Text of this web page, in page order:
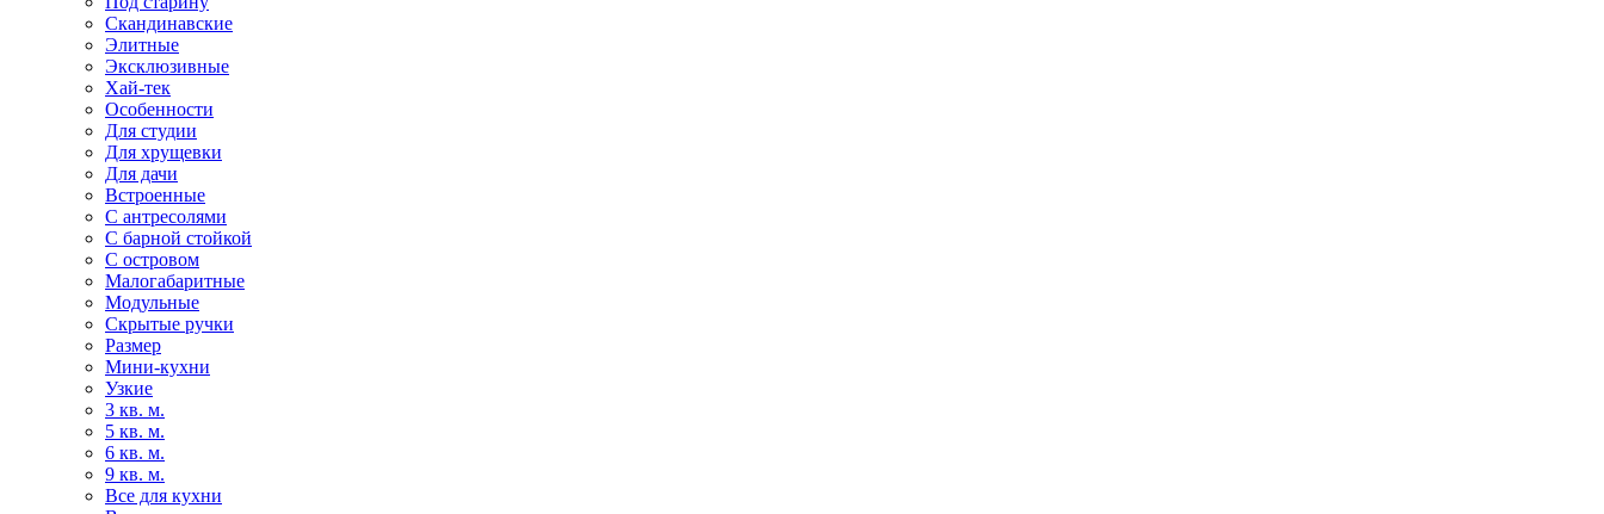
Скандинавские
Элитные
Эксклюзивные
Хай-тек
Особенности
Для студии
Для хрущевки
Для дачи
Встроенные
С антресолями
С барной стойкой
С островом
Малогабаритные
Модульные
Скрытые ручки
Размер
Мини-кухни
Узкие
3 кв. м.
5 кв. м.
6 кв. м.
9 кв. м.
Все для кухни